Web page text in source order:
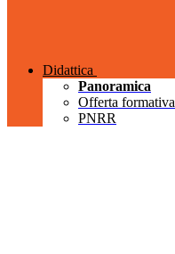
Didattica
Panoramica
Offerta formativa
PNRR